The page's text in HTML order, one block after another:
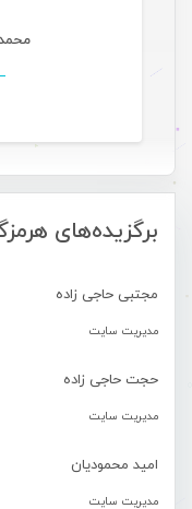
برگزیده‌های
مجتبی حاجی زاده
مدیریت سایت
حجت حاجی زاده
مدیریت سایت
امید محمودیان
مدیریت سایت